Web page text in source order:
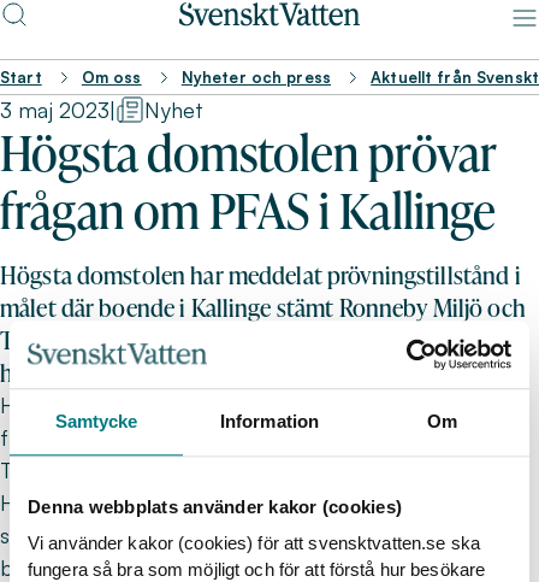
Samtycke Information Om
Denna webbplats använder kakor (cookies)
Vi använder kakor (cookies) för att svensktvatten.se ska
fungera så bra som möjligt och för att förstå hur besökare
Start Om oss Nyheter och press Aktuellt från
3 maj 2023| Nyhet
Högsta domstolen prövar
frågan om PFAS i Kallinge
Högsta domstolen har meddelat prövningstillstånd i
målet där boende i Kallinge stämt Ronneby Miljö och
Teknik för att ha levererat dricksvatten med höga
halter av PFAS.
Hovrätten över Skåne och Blekinge kom i sin dom
från december 2022 fram till att Ronneby Miljö och
Teknik inte var skyldig att betala skadestånd.
Hovrätten ansåg att de höga halter av PFAS i blodet
som uppmätts visserligen innebär en förändring av de
boendes kroppar och ökad risk för negativa